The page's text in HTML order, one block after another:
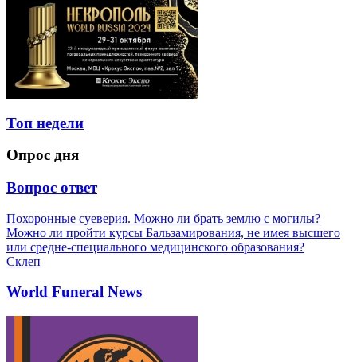
Топ недели
Опрос дня
Вопрос ответ
Похоронные суеверия. Можно ли брать землю с могилы?
Можно ли пройти курсы Бальзамирования, не имея высшего
или средне-специального медицинского образования?
Склеп
World Funeral News